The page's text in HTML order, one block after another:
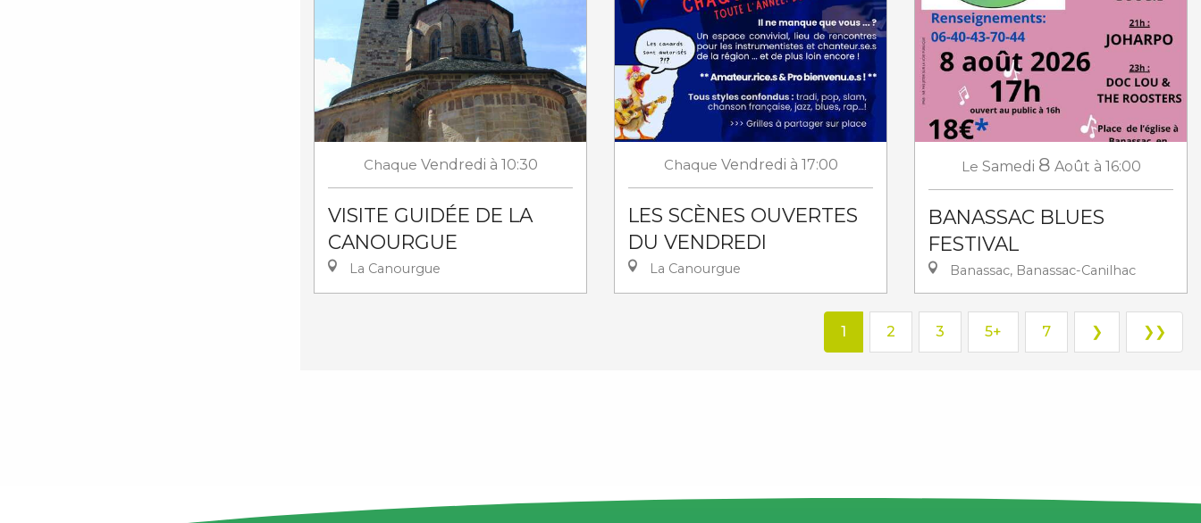
Chaque Vendredi à 10:30
VISITE GUIDÉE DE LA
CANOURGUE
La Canourgue
Chaque Vendredi à 17:00
LES SCÈNES OUVERTES
DU VENDREDI
La Canourgue
Le Samedi 8 Août à 16:00
BANASSAC BLUES
FESTIVAL
Banassac, Banassac-Canilhac
1 2 3 5+ 7 ❯ ❯❯